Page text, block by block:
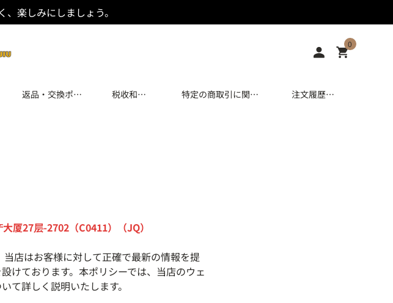
楽しみにしましょう。
0
返品・交換ポリ
税收和进
特定の商取引に関す
注文履歷/
厦27层-2702（C0411）（JQ）
店はお客様に対して正確で最新の情報を提
けております。本ポリシーでは、当店のウェ
て詳しく説明いたします。